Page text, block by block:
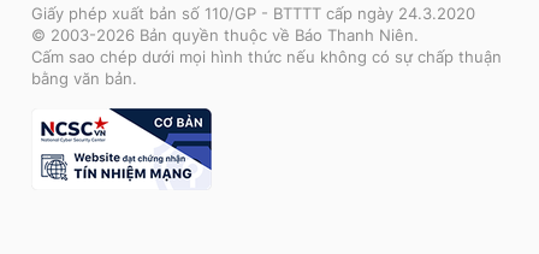
Giấy phép xuất bản số 110/GP - BTTTT cấp ngày 24.3.2020
© 2003-2026 Bản quyền thuộc về Báo Thanh Niên.
Cấm sao chép dưới mọi hình thức nếu không có sự chấp thuận
bằng văn bản.